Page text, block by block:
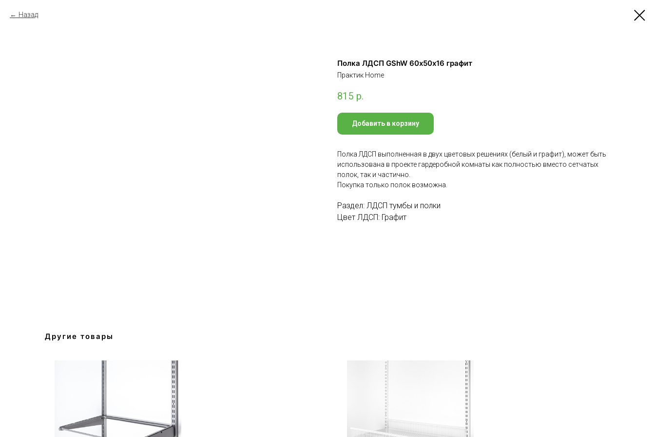
Назад
Полка ЛДСП GShW 60х50x16 графит
Практик Home
815 р.
Добавить в корзину
Полка ЛДСП выполненная в двух цветовых решениях (белый и графит), может быть
использована в проекте гардеробной комнаты как полностью вместо сетчатых
полок, так и частично.
Покупка только полок возможна.
Раздел: ЛДСП тумбы и полки
Цвет ЛДСП: Графит
Другие товары